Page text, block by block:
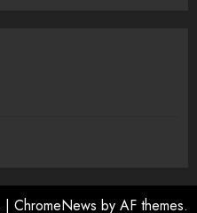
| ChromeNews by AF themes.